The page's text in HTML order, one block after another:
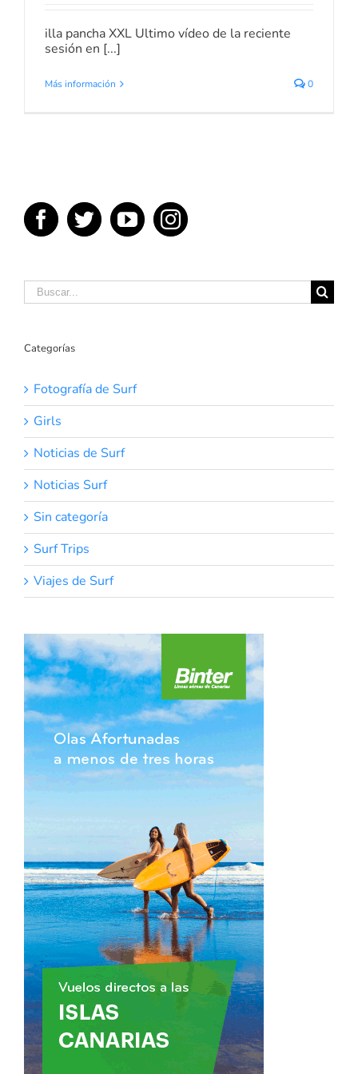
illa pancha XXL Ultimo vídeo de la reciente
sesión en [...]
Más información 0
Buscar:
Categorías
Fotografía de Surf
Girls
Noticias de Surf
Noticias Surf
Sin categoría
Surf Trips
Viajes de Surf